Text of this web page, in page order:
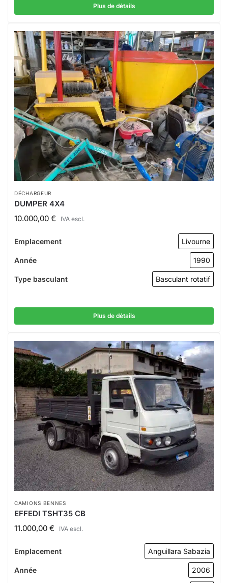
Plus de détails
DÉCHARGEUR
DUMPER 4X4
10.000,00 € IVA escl.
Emplacement Livourne
Année 1990
Type basculant Basculant rotatif
Plus de détails
CAMIONS BENNES
EFFEDI TSHT35 CB
11.000,00 € IVA escl.
Emplacement Anguillara Sabazia
Année 2006